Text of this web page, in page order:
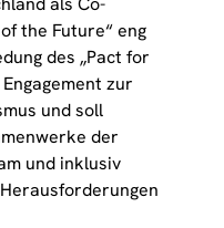
the Future“ eng
des „Pact for
zur
und soll
der
und inklusiv